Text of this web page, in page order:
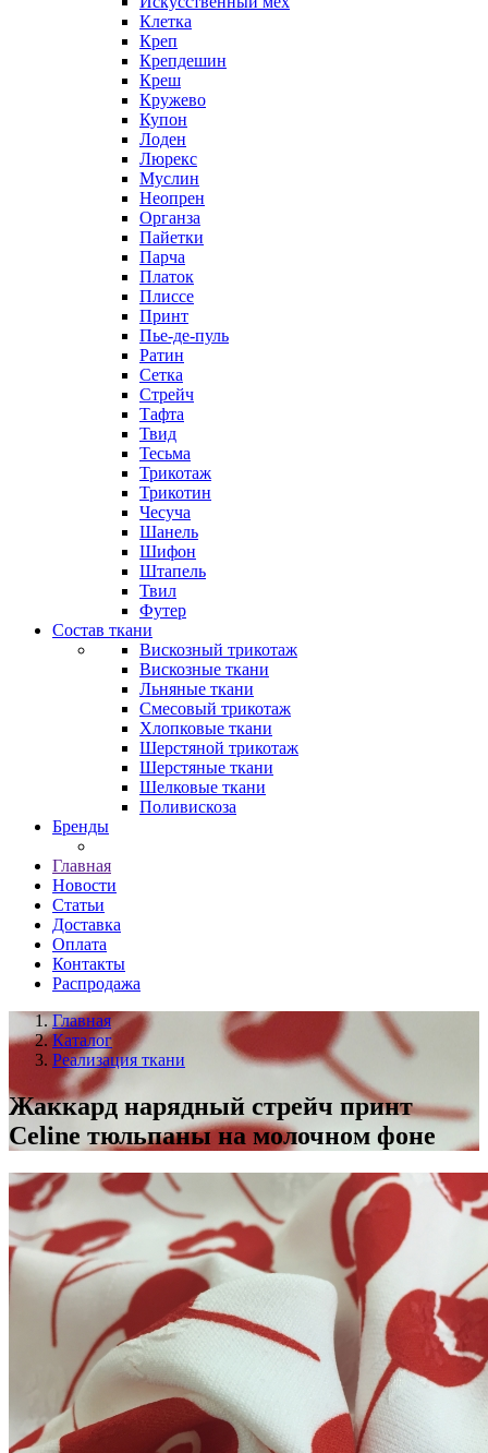
Клетка
Креп
Крепдешин
Креш
Кружево
Купон
Лоден
Люрекс
Муслин
Неопрен
Органза
Пайетки
Парча
Платок
Плиссе
Принт
Пье-де-пуль
Ратин
Сетка
Стрейч
Тафта
Твид
Тесьма
Трикотаж
Трикотин
Чесуча
Шанель
Шифон
Штапель
Твил
Футер
Состав ткани
Вискозный трикотаж
Вискозные ткани
Льняные ткани
Смесовый трикотаж
Хлопковые ткани
Шерстяной трикотаж
Шерстяные ткани
Шелковые ткани
Поливискоза
Бренды
Главная
Новости
Статьи
Доставка
Оплата
Контакты
Распродажа
Главная
Каталог
Реализация ткани
Жаккард нарядный стрейч принт
Celine тюльпаны на молочном фоне